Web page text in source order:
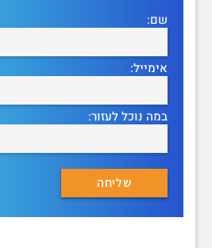
שם:
אימייל:
במה נוכל לעזור: